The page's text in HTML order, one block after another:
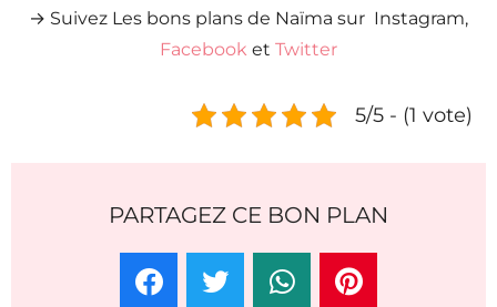
→ Suivez Les bons plans de Naïma sur Instagram,
Facebook et Twitter
5/5 - (1 vote)
PARTAGEZ CE BON PLAN